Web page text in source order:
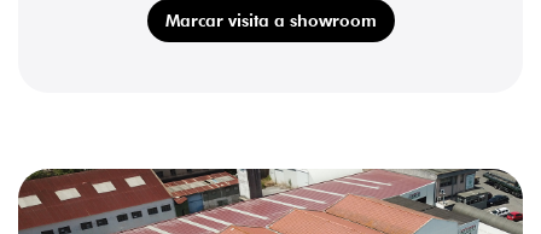
Marcar visita a showroom